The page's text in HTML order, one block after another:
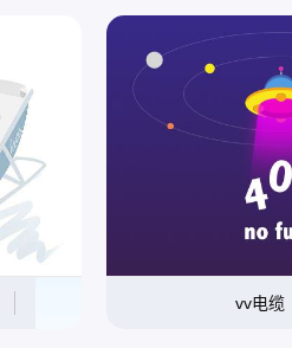
vv电缆